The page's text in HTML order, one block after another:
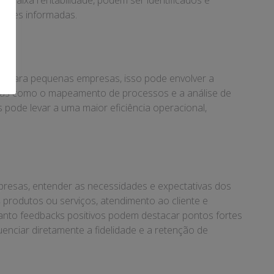
informadas.
pequenas empresas, isso pode envolver a
como o mapeamento de processos e a análise de
levar a uma maior eficiência operacional,
entender as necessidades e expectativas dos
ou serviços, atendimento ao cliente e
feedbacks positivos podem destacar pontos fortes
diretamente a fidelidade e a retenção de